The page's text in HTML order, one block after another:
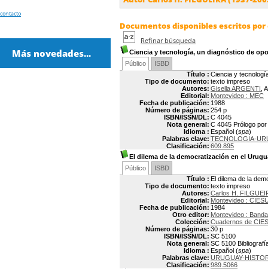
Documentos disponibles escritos
Refinar búsqueda
Ciencia y tecnología, un diagnóstico de
Público
ISBD
Título : Ciencia y
Tipo de documento: texto impreso
Autores: Gisella ARGENTI ,
Editorial: Montevideo : MEC
Fecha de publicación: 1988
Número de páginas: 254 p
ISBN/ISSN/DL: C 4045
Nota general: C 4045 Prólogo por
Idioma : Español (spa)
Palabras clave: TECNOLOGIA-
Clasificación: 609.895
El dilema de la democratización en el
Público
ISBD
Título : El dilema de la
Tipo de documento: texto impreso
Autores: Carlos H.
Editorial: Montevideo :
Fecha de publicación: 1984
Otro editor: Montevideo :
Colección: Cuadernos de
Número de páginas: 30 p
ISBN/ISSN/DL: SC 5100
Nota general: SC 5100
Idioma : Español (spa)
Palabras clave: URUGUAY-
Clasificación: 989.5066
contacto
Más novedades...